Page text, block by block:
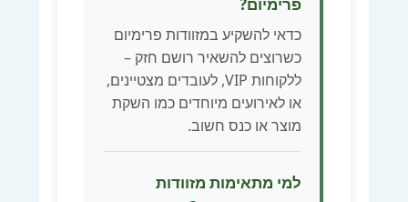
פרימיום?
כדאי להשקיע במזוודות פרימיום
כשרוצים להשאיר רושם חזק –
ללקוחות VIP, לעובדים מצטיינים,
או לאירועים מיוחדים כמו השקת
מוצר או כנס חשוב.
למי מתאימות מזוודות